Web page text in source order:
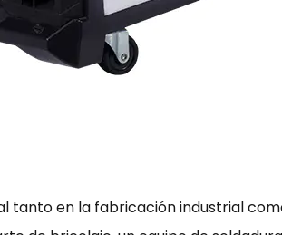
tanto en la fabricación industrial